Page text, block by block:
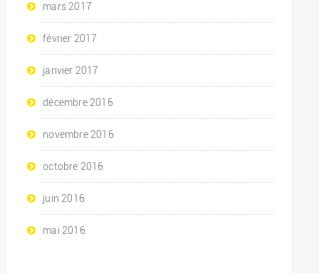
mars 2017
février 2017
janvier 2017
décembre 2016
novembre 2016
octobre 2016
juin 2016
mai 2016